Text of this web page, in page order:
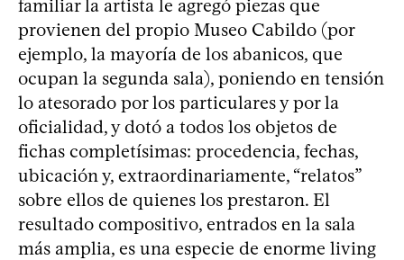
familiar la artista le agregó piezas que
provienen del propio Museo Cabildo (por
ejemplo, la mayoría de los abanicos, que
ocupan la segunda sala), poniendo en tensión
lo atesorado por los particulares y por la
oficialidad, y dotó a todos los objetos de
fichas completísimas: procedencia, fechas,
ubicación y, extraordinariamente, “relatos”
sobre ellos de quienes los prestaron. El
resultado compositivo, entrados en la sala
más amplia, es una especie de enorme living